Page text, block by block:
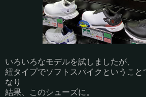
いろいろなモデルを試しましたが、
紐タイプでソフトスパイクということ
なり
結果、このシューズに。